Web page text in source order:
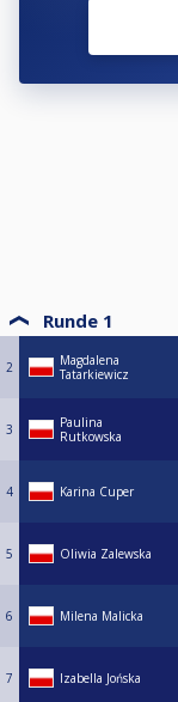
Runde 1
2
Magdalena
Tatarkiewicz
3
Paulina
Rutkowska
4 Karina Cuper
5 Oliwia Zalewska
6 Milena Malicka
7 Izabella Jońska